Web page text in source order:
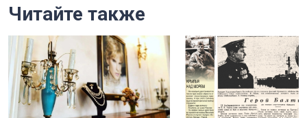
Читайте также